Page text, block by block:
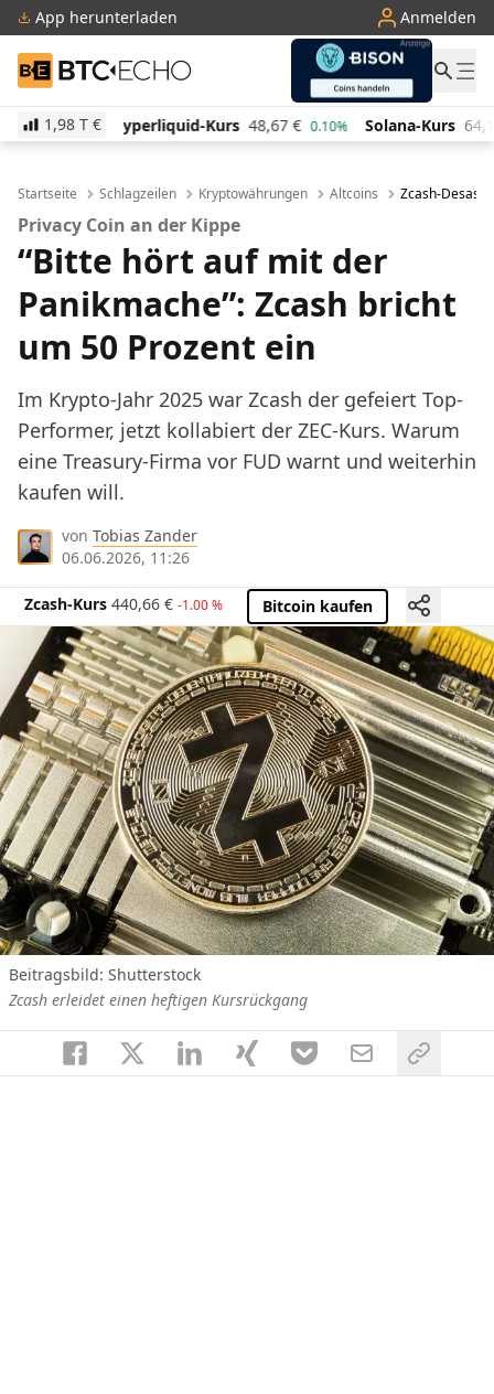
App herunterladen Anmelden
BTC-ECHO
1,98 T €
Kurs 48,67 € 0.10% Solana-Kurs 64,18 € 0.40% TRON-
Startseite Schlagzeilen Kryptowährungen Altcoins Zcash-
Privacy Coin an der Kippe
“Bitte hört auf mit der
Panikmache”: Zcash bricht
um 50 Prozent ein
Im Krypto-Jahr 2025 war Zcash der gefeiert Top-
Performer, jetzt kollabiert der ZEC-Kurs. Warum
eine Treasury-Firma vor FUD warnt und weiterhin
kaufen will.
von Tobias Zander
06.06.2026, 11:26
Zcash-Kurs 440,66 € -1.00 % Bitcoin kaufen
Beitragsbild: Shutterstock
Zcash erleidet einen heftigen Kursrückgang